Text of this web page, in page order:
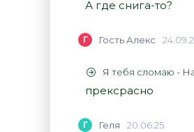
А где снига-то?
Г Гость Алекс
Я тебя сломаю -
прексрасно
Г Геля 20.06.25